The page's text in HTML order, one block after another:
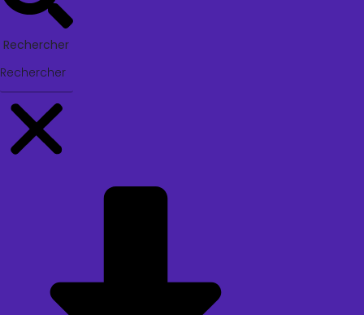
Rechercher